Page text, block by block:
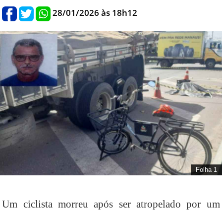
28/01/2026 às 18h12
Folha 1
Um ciclista morreu após ser atropelado por um